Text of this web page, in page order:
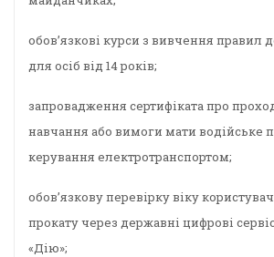
обов’язкові курси з вивчення правил
для осіб від 14 років;
запровадження сертифіката про
навчання або вимоги мати водійське
керування електротранспортом;
обов’язкову перевірку віку
прокату через державні цифрові
«Дію»;